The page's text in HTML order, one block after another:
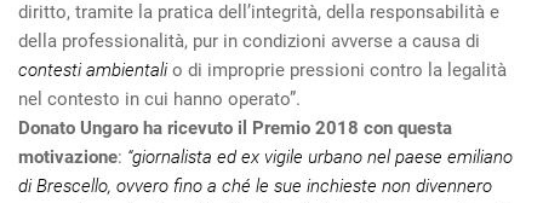
diritto, tramite la pratica dell’integrità, della responsabilità e
della professionalità, pur in condizioni avverse a causa di
contesti ambientalio di improprie pressioni contro la legalità
nel contesto in cui hanno operato”.
Donato Ungaro ha ricevuto il Premio 2018 con questa
motivazione: “giornalista ed ex vigile urbano nel paese emiliano
di Brescello, ovvero fino a ché le sue inchieste non divennero